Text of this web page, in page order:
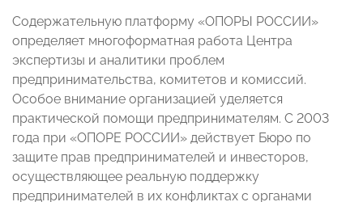
Содержательную платформу «ОПОРЫ РОССИИ»
определяет многоформатная работа Центра
экспертизы и аналитики проблем
предпринимательства, комитетов и комиссий.
Особое внимание организацией уделяется
практической помощи предпринимателям. С 2003
года при «ОПОРЕ РОССИИ» действует Бюро по
защите прав предпринимателей и инвесторов,
осуществляющее реальную поддержку
предпринимателей в их конфликтах с органами